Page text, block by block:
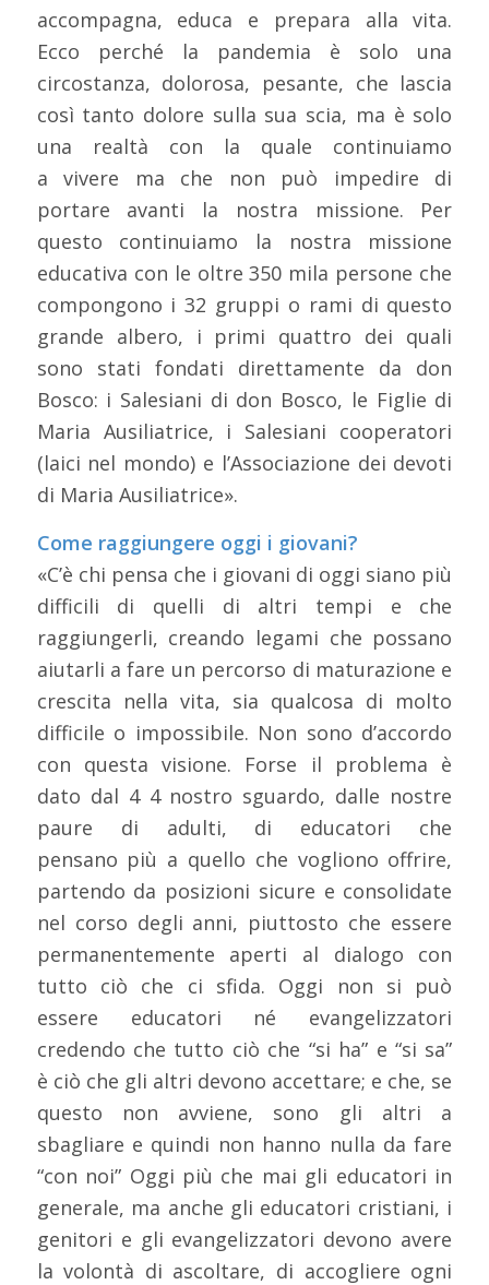
accompagna, educa e prepara alla vita.
Ecco perché la pandemia è solo una
circostanza, dolorosa, pesante, che lascia
così tanto dolore sulla sua scia, ma è solo
una realtà con la quale continuiamo
a vivere ma che non può impedire di
portare avanti la nostra missione. Per
questo continuiamo la nostra missione
educativa con le oltre 350 mila persone che
compongono i 32 gruppi o rami di questo
grande albero, i primi quattro dei quali
sono stati fondati direttamente da don
Bosco: i Salesiani di don Bosco, le Figlie di
Maria Ausiliatrice, i Salesiani cooperatori
(laici nel mondo) e l’Associazione dei devoti
di Maria Ausiliatrice».
Come raggiungere oggi i giovani?
«C’è chi pensa che i giovani di oggi siano più
difficili di quelli di altri tempi e che
raggiungerli, creando legami che possano
aiutarli a fare un percorso di maturazione e
crescita nella vita, sia qualcosa di molto
difficile o impossibile. Non sono d’accordo
con questa visione. Forse il problema è
dato dal 4 4 nostro sguardo, dalle nostre
paure di adulti, di educatori che
pensano più a quello che vogliono offrire,
partendo da posizioni sicure e consolidate
nel corso degli anni, piuttosto che essere
permanentemente aperti al dialogo con
tutto ciò che ci sfida. Oggi non si può
essere educatori né evangelizzatori
credendo che tutto ciò che “si ha” e “si sa”
è ciò che gli altri devono accettare; e che, se
questo non avviene, sono gli altri a
sbagliare e quindi non hanno nulla da fare
“con noi” Oggi più che mai gli educatori in
generale, ma anche gli educatori cristiani, i
genitori e gli evangelizzatori devono avere
la volontà di ascoltare, di accogliere ogni